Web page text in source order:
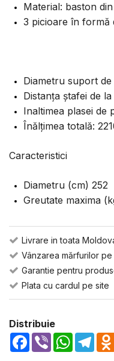
Material: baston
3 picioare în formă
Diametru suport
Distanța ștafei de
Inaltimea plasei de
Înălțimea totală:
Caracteristici
Diametru (cm) 252
Greutate maxima
Livrare in toata
Vânzarea mărfurilor
Garantie pentru
Plata cu cardul pe site
Distribuie
Facebook
Viber